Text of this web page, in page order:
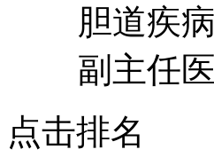
胆道疾
副主任
点击排名